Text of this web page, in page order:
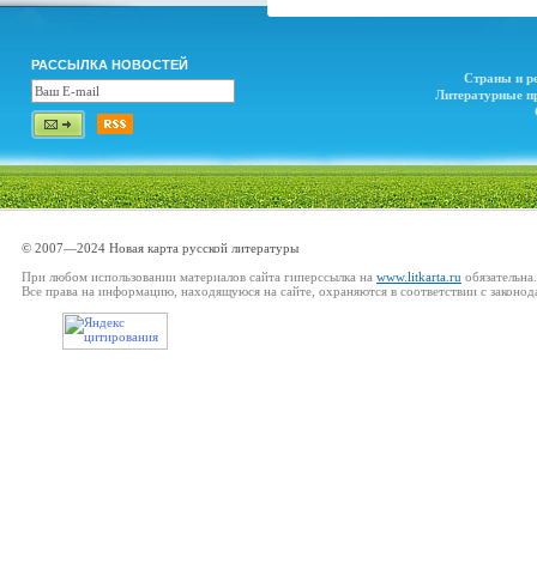
РАССЫЛКА НОВОСТЕЙ
Страны и
Литературные
© 2007—2024 Новая карта русской литературы
При любом использовании материалов сайта гиперссылка на www.litkarta.ru обязательна.
Все права на информацию, находящуюся на сайте, охраняются в соответствии с